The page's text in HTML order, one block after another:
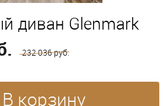
диван Glenmark
232 036 руб.
В корзину